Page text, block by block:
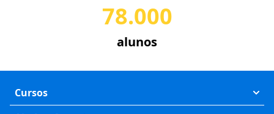
78.000
alunos
Cursos